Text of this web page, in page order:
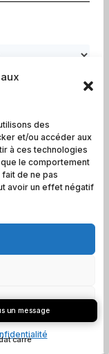
des
et/ou accéder aux
à ces technologies
le comportement
de ne pas
avoir un effet négatif
demande
demande
un message